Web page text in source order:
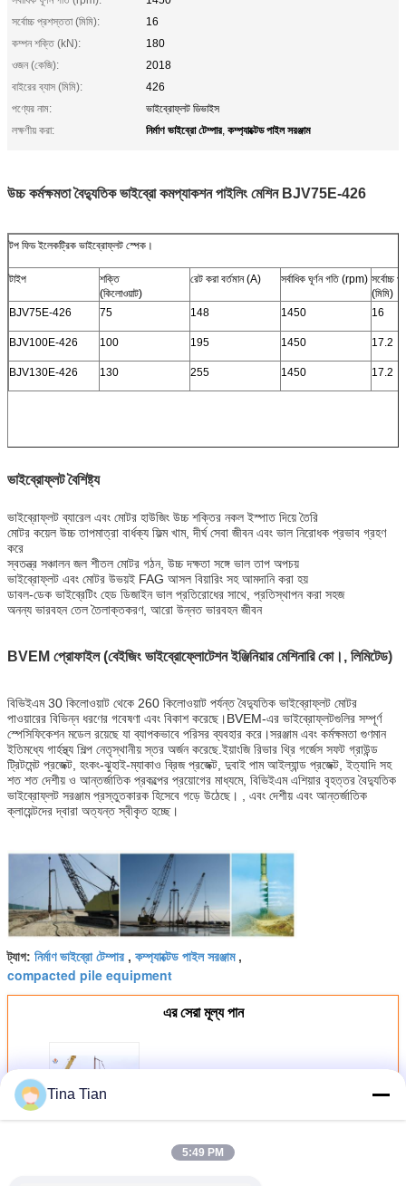
সর্বোচ্চ প্রশস্ততা (মিমি):
16
কম্পন শক্তি (kN):
180
ওজন (কেজি):
2018
বাইরের ব্যাস (মিমি):
426
পণ্যের নাম:
ভাইব্রোফ্লট ডিভাইস
লক্ষণীয় করা:
নির্মাণ ভাইব্রো টেম্পার, কম্প্যাক্টেড পাইল সরঞ্জাম
উচ্চ কর্মক্ষমতা বৈদ্যুতিক ভাইব্রো কমপ্যাকশন পাইলিং মেশিন BJV75E-426
টপ ফিড ইলেকট্রিক ভাইব্রোফ্লট স্পেক।
টাইপ
শক্তি
(কিলোওয়াট)
রেট করা বর্তমান (A) সর্বাধিক ঘূর্ণন গতি (rpm) সর্বোচ্চ
(মিমি)
BJV75E-426
75 148 1450 16
BJV100E-426 100 195 1450 17.2
BJV130E-426 130 255 1450 17.2
ভাইব্রোফ্লট বৈশিষ্ট্য
ভাইব্রোফ্লট ব্যারেল এবং মোটর হাউজিং উচ্চ শক্তির নকল ইস্পাত দিয়ে তৈরি
মোটর কয়েল উচ্চ তাপমাত্রা বার্ধক্য ফিল্ম খাম, দীর্ঘ সেবা জীবন এবং ভাল নিরোধক প্রভাব গ্রহণ
করে
স্বতন্ত্র সঞ্চালন জল শীতল মোটর গঠন, উচ্চ দক্ষতা সঙ্গে ভাল তাপ অপচয়
ভাইব্রোফ্লট এবং মোটর উভয়ই FAG আসল বিয়ারিং সহ আমদানি করা হয়
ডাবল-ডেক ভাইব্রেটিং হেড ডিজাইন ভাল প্রতিরোধের সাথে, প্রতিস্থাপন করা সহজ
অনন্য ভারবহন তেল তৈলাক্তকরণ, আরো উন্নত ভারবহন জীবন
BVEM প্রোফাইল (বেইজিং ভাইব্রোফ্লোটেশন ইঞ্জিনিয়ার মেশিনারি কো।, লিমিটেড)
বিভিইএম 30 কিলোওয়াট থেকে 260 কিলোওয়াট পর্যন্ত বৈদ্যুতিক ভাইব্রোফ্লট মোটর
পাওয়ারের বিভিন্ন ধরণের গবেষণা এবং বিকাশ করেছে।BVEM-এর ভাইব্রোফ্লটগুলির সম্পূর্ণ
স্পেসিফিকেশন মডেল রয়েছে যা ব্যাপকভাবে পরিসর ব্যবহার করে।সরঞ্জাম এবং কর্মক্ষমতা গুণমান
ইতিমধ্যে গার্হস্থ্য শিল্প নেতৃস্থানীয় স্তর অর্জন করেছে.ইয়াংজি রিভার থ্রি গর্জেস সফট গ্রাউন্ড
ট্রিটমেন্ট প্রজেক্ট, হংকং-ঝুহাই-ম্যাকাও ব্রিজ প্রজেক্ট, দুবাই পাম আইল্যান্ড প্রজেক্ট, ইত্যাদি সহ
শত শত দেশীয় ও আন্তর্জাতিক প্রকল্পের প্রয়োগের মাধ্যমে, বিভিইএম এশিয়ার বৃহত্তর বৈদ্যুতিক
ভাইব্রোফ্লট সরঞ্জাম প্রস্তুতকারক হিসেবে গড়ে উঠেছে। , এবং দেশীয় এবং আন্তর্জাতিক
ক্লায়েন্টদের দ্বারা অত্যন্ত স্বীকৃত হচ্ছে।
ট্যাগ: নির্মাণ ভাইব্রো টেম্পার , কম্প্যাক্টেড পাইল সরঞ্জাম,
compacted pile equipment
এর সেরা মূল্য পান
চালিয়ে
Tina Tian
5:49 PM